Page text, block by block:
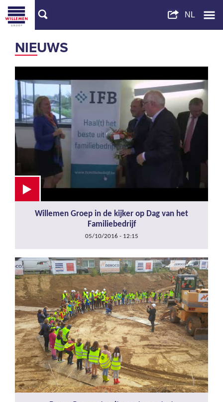
NIEUWS
Willemen Groep in de kijker op Dag van het
Familiebedrijf
05/10/2016 - 12:15